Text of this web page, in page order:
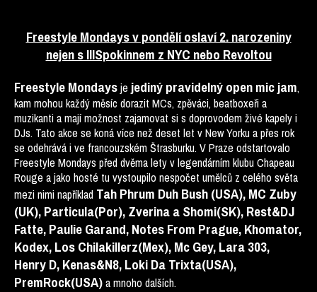
Freestyle Mondays v pondělí oslaví 2. narozeniny
nejen s IllSpokinnem z NYC nebo Revoltou
Freestyle Mondaysje jediný pravidelný open mic jam,
kam mohou každý měsíc dorazit MCs, zpěváci, beatboxeři a
muzikanti a mají možnost zajamovat si s doprovodem živé kapely i
DJs. Tato akce se koná více než deset let v New Yorku a přes rok
se odehrává i ve francouzském Štrasburku. V Praze odstartovalo
Freestyle Mondays před dvěma lety v legendárním klubu Chapeau
Rouge a jako hosté tu vystoupilo nespočet umělců z celého světa
mezi nimi například Tah Phrum Duh Bush (USA), MC Zuby
(UK), Particula(Por), Zverina a Shomi(SK), Rest&DJ
Fatte, Paulie Garand, Notes From Prague, Khomator,
Kodex, Los Chilakillerz(Mex), Mc Gey, Lara 303,
Henry D, Kenas&N8, Loki Da Trixta(USA),
PremRock(USA)a mnoho dalších.